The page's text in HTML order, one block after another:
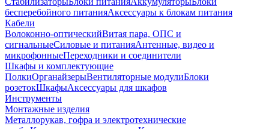
бесперебойного питанияАксессуары к блокам питания
Кабели
Волоконно-оптическийВитая пара, ОПС и
сигнальныеСиловые и питанияАнтенные, видео и
микрофонныеПереходники и соединители
Шкафы и комплектующие
ПолкиОрганайзерыВентиляторные модулиБлоки
розетокШкафыАксессуары для шкафов
Инструменты
Монтажные изделия
Металлорукав, гофра и электротехнические